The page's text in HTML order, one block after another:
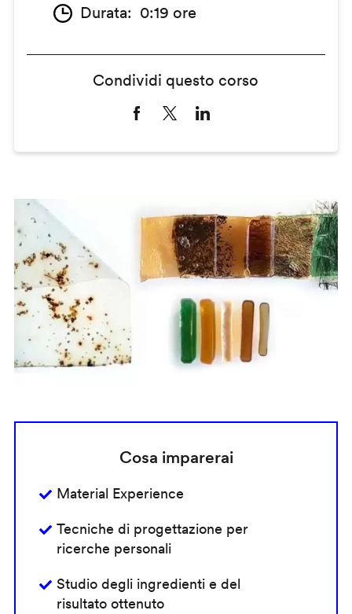
Durata 0:19 ore
Condividi questo corso
Cosa imparerai
Material Experience
Tecniche di progettazione per
ricerche personali
Studio degli ingredienti e del
risultato ottenuto